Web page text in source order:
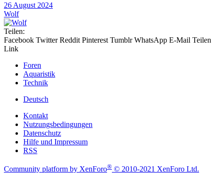
26 August 2024
Wolf
Teilen:
Facebook Twitter Reddit Pinterest Tumblr WhatsApp E-Mail Teilen
Link
Foren
Aquaristik
Technik
Deutsch
Kontakt
Nutzungsbedingungen
Datenschutz
Hilfe und Impressum
RSS
Community platform by XenForo® © 2010-2021 XenForo Ltd.